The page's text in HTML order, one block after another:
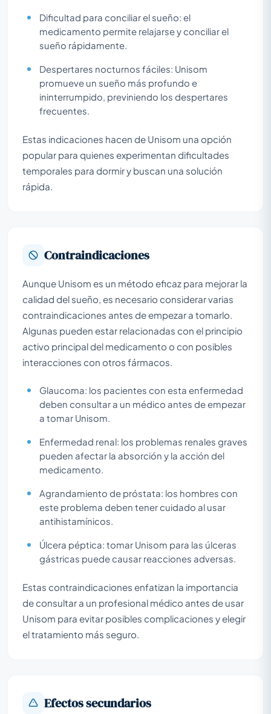
Dificultad para conciliar el sueño: el
medicamento permite relajarse y conciliar el
sueño rápidamente.
Despertares nocturnos fáciles: Unisom
promueve un sueño más profundo e
ininterrumpido, previniendo los despertares
frecuentes.
Estas indicaciones hacen de Unisom una opción
popular para quienes experimentan dificultades
temporales para dormir y buscan una solución
rápida.
Contraindicaciones
Aunque Unisom es un método eficaz para mejorar la
calidad del sueño, es necesario considerar varias
contraindicaciones antes de empezar a tomarlo.
Algunas pueden estar relacionadas con el principio
activo principal del medicamento o con posibles
interacciones con otros fármacos.
Glaucoma: los pacientes con esta enfermedad
deben consultar a un médico antes de empezar
a tomar Unisom.
Enfermedad renal: los problemas renales graves
pueden afectar la absorción y la acción del
medicamento.
Agrandamiento de próstata: los hombres con
este problema deben tener cuidado al usar
antihistamínicos.
Úlcera péptica: tomar Unisom para las úlceras
gástricas puede causar reacciones adversas.
Estas contraindicaciones enfatizan la importancia
de consultar a un profesional médico antes de usar
Unisom para evitar posibles complicaciones y elegir
el tratamiento más seguro.
Efectos secundarios